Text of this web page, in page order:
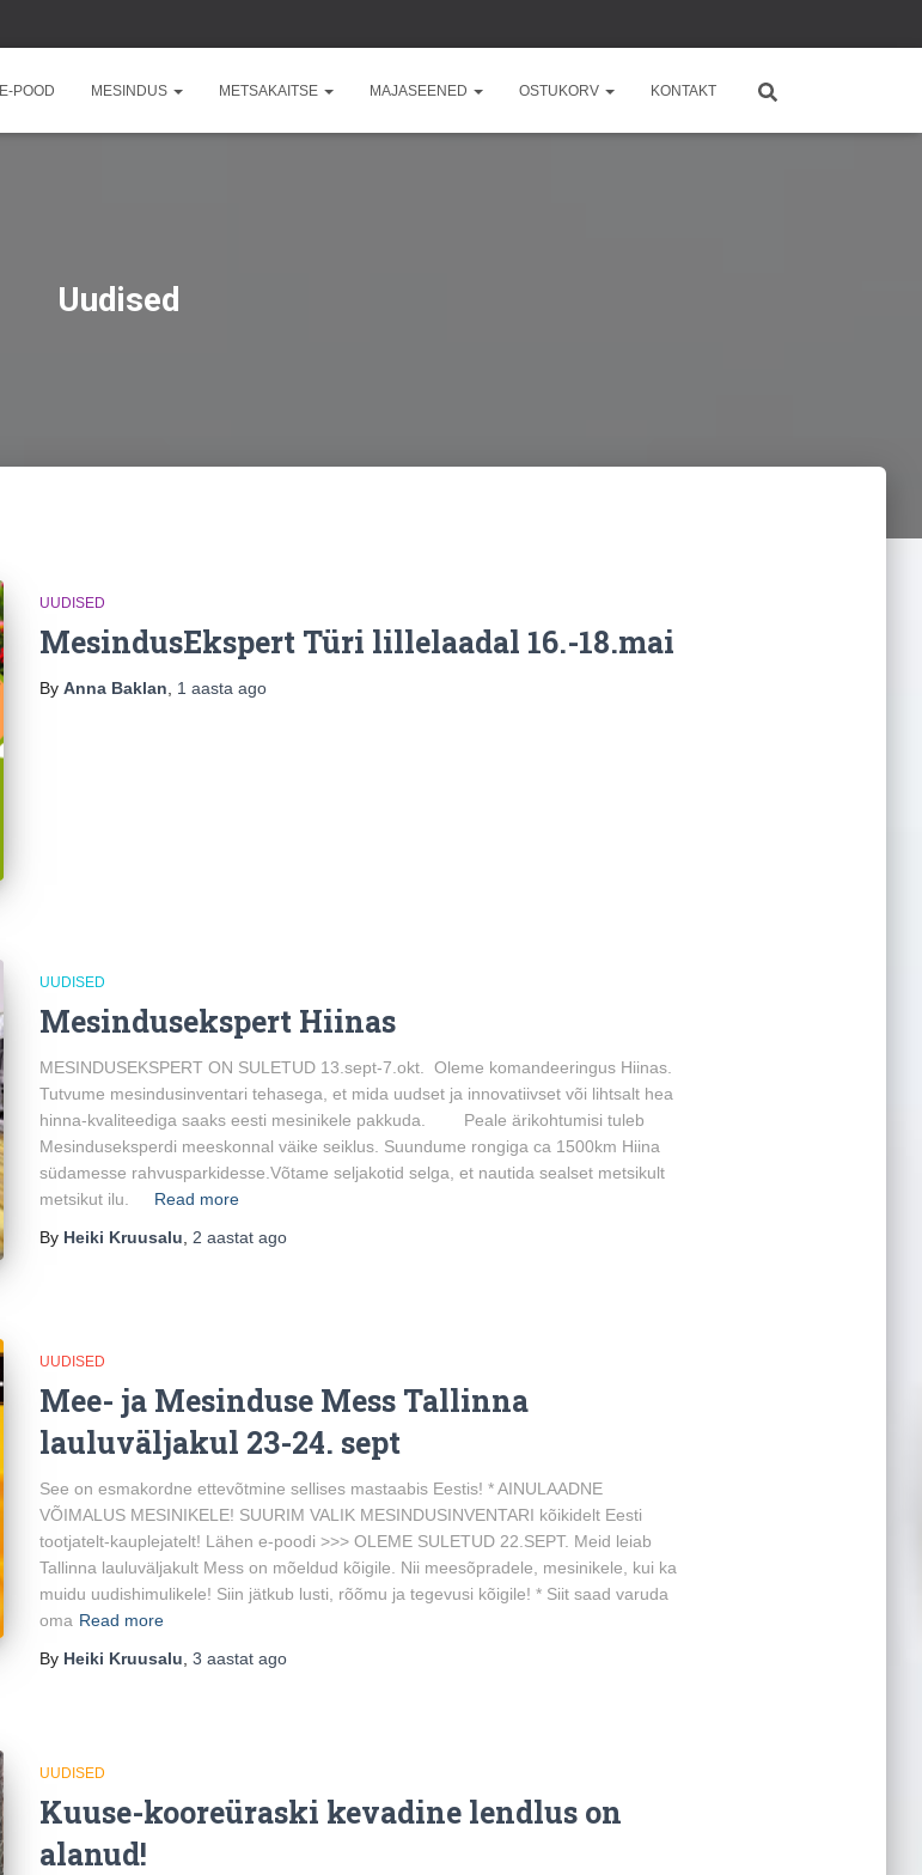
E-POOD MESINDUS METSAKAITSE MAJASEENED OSTUKORV KONTAKT
Uudised
UUDISED
MesindusEkspert Türi lillelaadal 16.-18.mai
By Anna Baklan 1 aasta ago
UUDISED
Mesindusekspert Hiinas
MESINDUSEKSPERT ON SULETUD 13.sept-7.okt. Oleme komandeeringus Hiinas.
Tutvume mesindusinventari tehasega, et mida uudset ja innovatiivset või lihtsalt hea
hinna-kvaliteediga saaks eesti mesinikele pakkuda. Peale ärikohtumisi tuleb
Mesinduseksperdi meeskonnal väike seiklus. Suundume rongiga ca 1500km Hiina
südamesse rahvusparkidesse.Võtame seljakotid selga, et nautida sealset metsikult
metsikut ilu.
Read more
By Heiki Kruusalu 2 aastatago
UUDISED
Mee- ja Mesinduse Mess Tallinna
lauluväljakul 23-24. sept
See on esmakordne ettevõtmine sellises mastaabis Eestis! * AINULAADNE
VÕIMALUS MESINIKELE! SUURIM VALIK MESINDUSINVENTARI kõikidelt Eesti
tootjatelt-kauplejatelt! Lähen e-poodi >>> OLEME SULETUD 22.SEPT. Meid leiab
Tallinna lauluväljakult Mess on mõeldud kõigile. Nii meesõpradele, mesinikele, kui ka
muidu uudishimulikele! Siin jätkub lusti, rõõmu ja tegevusi kõigile! * Siit saad varuda
oma Read more
By Heiki Kruusalu 3 aastatago
UUDISED
Kuuse-kooreüraski kevadine lendlus on
alanud!